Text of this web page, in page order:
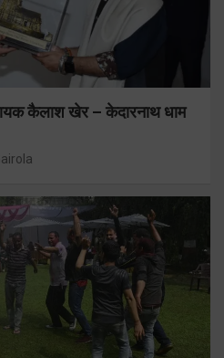
कैलाश खेर – केदारनाथ धाम